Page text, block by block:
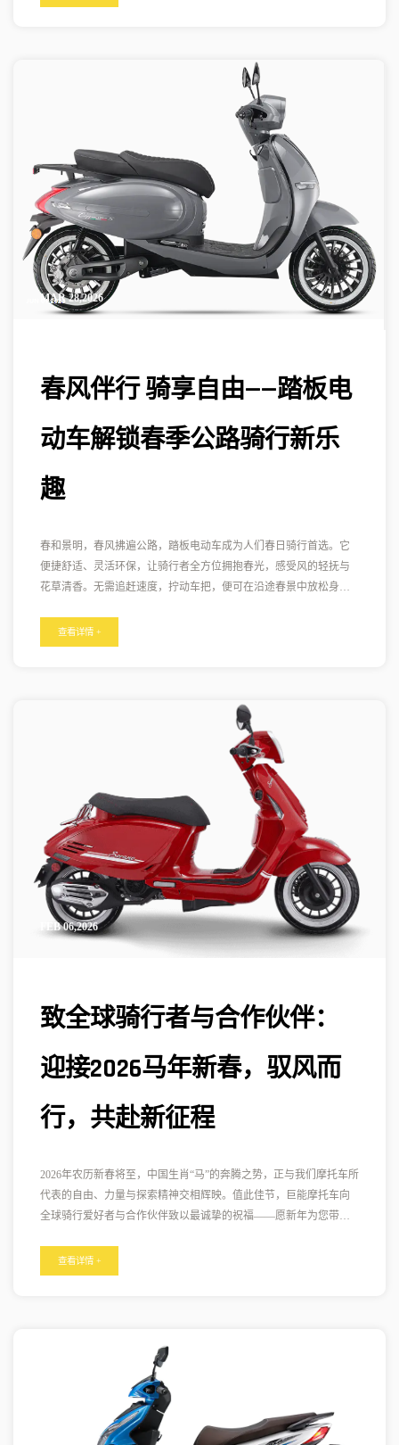
业内极具竞争力的摩托车出口厂家。 坐落于浙江台州的巨能摩托车
MAR 28,2026
春风伴行 骑享自由——踏板电
动车解锁春季公路骑行新乐
趣
春和景明，春风拂遍公路，踏板电动车成为人们春日骑行首选。它
便捷舒适、灵活环保，让骑行者全方位拥抱春光，感受风的轻抚与
花草清香。无需追赶速度，拧动车把，便可在沿途春景中放松身
路，让人们在骑行中解锁纯粹愉悦，以绿色出行方式，拥抱自然与
自由。
查看详情 +
FEB 06,2026
致全球骑行者与合作伙伴：
迎接2026马年新春，驭风而
行，共赴新征程
2026年农历新春将至，中国生肖“马”的奔腾之势，正与我们摩托车所
代表的自由、力量与探索精神交相辉映。值此佳节，巨能摩托车向
全球骑行爱好者与合作伙伴致以最诚挚的祝福——愿新年为您带来
查看详情 +